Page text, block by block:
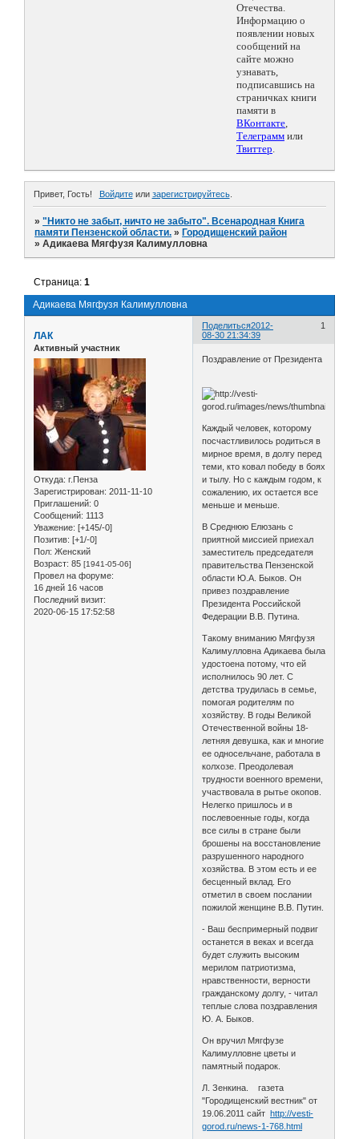
Отечества.
Информацию о
появлении новых
сообщений на
сайте можно
узнавать,
подписавшись на
страничках книги
памяти в
ВКонтакте,
Телеграмм или
Твиттер.
Привет, Гость! Войдитеили зарегистрируйтесь.
»"Никто не забыт, ничто не забыто". Всенародная Книга
памяти Пензенской области. » Городищенский район
»Адикаева Мягфузя Калимулловна
Адикаева Мягфузя Калимулловна
Страница:1
Поделиться 1
2012-
08-30 21:34:39
ЛАК
Активный участник
Откуда: г.Пенза
Зарегистрирован: 2011-11-10
Приглашений: 0
Сообщений: 1113
Уважение: [+145/-0]
Позитив: [+1/-0]
Пол: Женский
Возраст: 85 [1941-05-06]
Провел на форуме:
16 дней 16 часов
Последний визит:
2020-06-15 17:52:58
Поздравление от Президента
Каждый человек, которому
посчастливилось родиться в
мирное время, в долгу перед
теми, кто ковал победу в боях
и тылу. Но с каждым годом, к
сожалению, их остается все
меньше и меньше.
В Среднюю Елюзань с
приятной миссией приехал
заместитель председателя
правительства Пензенской
области Ю.А. Быков. Он
привез поздравление
Президента Российской
Федерации В.В. Путина.
Такому вниманию Мягфузя
Калимулловна Адикаева была
удостоена потому, что ей
исполнилось 90 лет. С
детства трудилась в семье,
помогая родителям по
хозяйству. В годы Великой
Отечественной войны 18-
летняя девушка, как и многие
ее односельчане, работала в
колхозе. Преодолевая
трудности военного времени,
участвовала в рытье окопов.
Нелегко пришлось и в
послевоенные годы, когда
все силы в стране были
брошены на восстановление
разрушенного народного
хозяйства. В этом есть и ее
бесценный вклад. Его
отметил в своем послании
пожилой женщине В.В. Путин.
- Ваш беспримерный подвиг
останется в веках и всегда
будет служить высоким
мерилом патриотизма,
нравственности, верности
гражданскому долгу, - читал
теплые слова поздравления
Ю. А. Быков.
Он вручил Мягфузе
Калимулловне цветы и
памятный подарок.
Л. Зенкина. газета
"Городищенский вестник" от
19.06.2011 сайтhttp://vesti-
gorod.ru/news-1-768.html